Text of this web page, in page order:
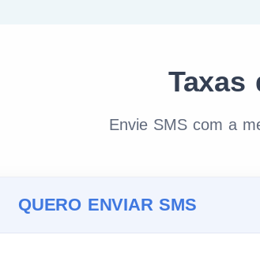
Taxas
Envie SMS com a
QUERO ENVIAR SMS